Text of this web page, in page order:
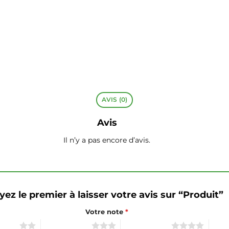
AVIS (0)
Avis
Il n’y a pas encore d’avis.
le premier à laisser votre avis sur “Produit”
Votre note *